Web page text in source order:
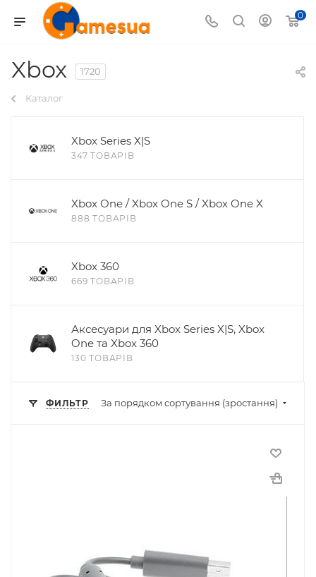
0
Xbox 1720
Каталог
Xbox Series X|S
347 ТОВАРІВ
Xbox One / Xbox One S / Xbox One X
888 ТОВАРІВ
Xbox 360
669 ТОВАРІВ
Аксесуари для Xbox Series X|S, Xbox
One та Xbox 360
130 ТОВАРІВ
ФИЛЬТР За порядком сортування (зростання)